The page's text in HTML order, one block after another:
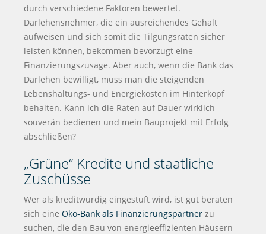
durch verschiedene Faktoren bewertet.
Darlehensnehmer, die ein ausreichendes Gehalt
aufweisen und sich somit die Tilgungsraten sicher
leisten können, bekommen bevorzugt eine
Finanzierungszusage. Aber auch, wenn die Bank das
Darlehen bewilligt, muss man die steigenden
Lebenshaltungs- und Energiekosten im Hinterkopf
behalten. Kann ich die Raten auf Dauer wirklich
souverän bedienen und mein Bauprojekt mit Erfolg
abschließen?
„Grüne“ Kredite und staatliche
Zuschüsse
Wer als kreditwürdig eingestuft wird, ist gut beraten
sich eine Öko-Bank als Finanzierungspartner zu
suchen, die den Bau von energieeffizienten Häusern